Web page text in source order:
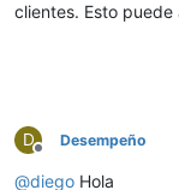
clientes. Esto
D
Desconectado
Desempeño
@diego Hola